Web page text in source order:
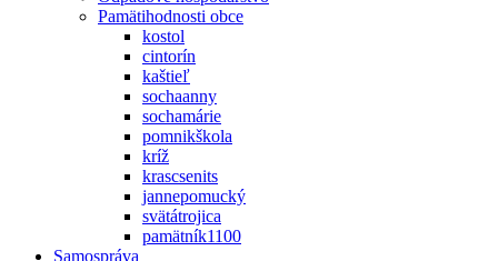
Pamätihodnosti obce
kostol
cintorín
kaštieľ
sochaanny
sochamárie
pomnikškola
kríž
krascsenits
jannepomucký
svätátrojica
pamätník1100
Samospráva